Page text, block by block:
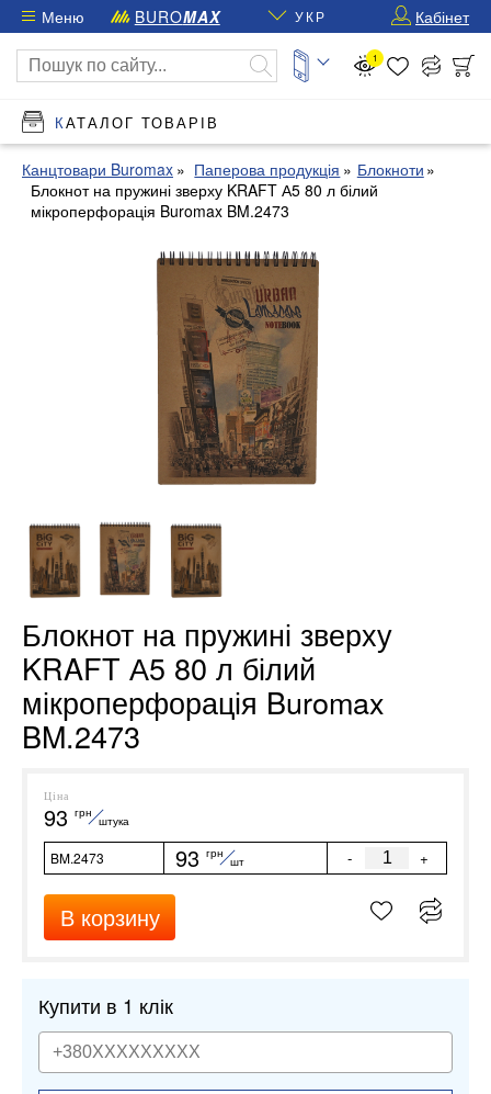
Меню BUROMAX УКР Кабінет
1
КАТАЛОГ ТОВАРІВ
Канцтовари Buromax Паперова продукція
Блокноти
Блокнот на пружині зверху KRAFT А5 80 л білий
мікроперфорація Buromax BM.2473
Блокнот на пружині зверху
KRAFT А5 80 л білий
мікроперфорація Buromax
BM.2473
Ціна
93 грн
штука
BM.2473 93 грн
шт - +
В корзину
Купити в 1 клік